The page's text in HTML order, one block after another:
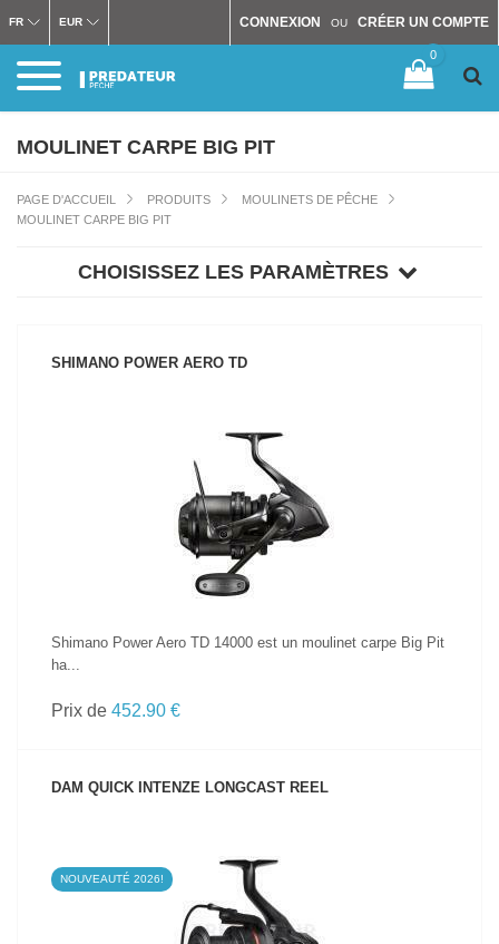
CONNEXION OU CRÉER UN COMPTE
FR EUR
0
MOULINET CARPE BIG PIT
PAGE D'ACCUEIL PRODUITS
MOULINETS DE PÊCHE
MOULINET CARPE BIG PIT
CHOISISSEZ LES PARAMÈTRES
SHIMANO POWER AERO TD
VOIR LE PRODUIT
Shimano Power Aero TD 14000 est un moulinet carpe Big Pit
ha...
Prix de 452.90 €
DAM QUICK INTENZE LONGCAST REEL
NOUVEAUTÉ 2026!
VOIR LE PRODUIT